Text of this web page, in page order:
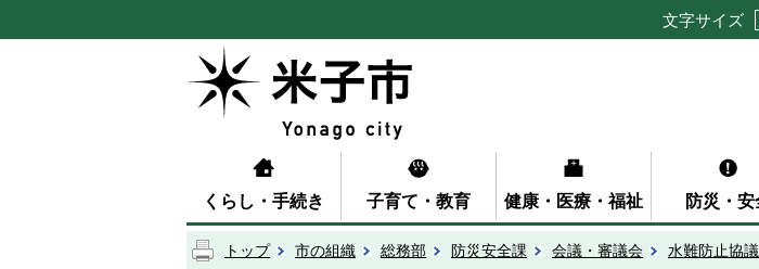
文字サイズ
くらし・手続き 子育て・教育 健康・医療・福祉 防災・安
トップ 市の組織 総務部 防災安全課 会議・審議会 水難防止協